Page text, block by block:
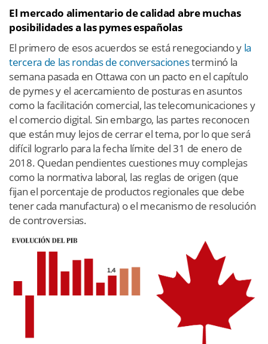
El mercado alimentario de calidad abre muchas
posibilidades a las pymes españolas
El primero de esos acuerdos se está renegociando y la
tercera de las rondas de conversacionesterminó la
semana pasada en Otta­wa con un pacto en el capítulo
de pymes y el acercamiento de posturas en asuntos
como la facilitación comercial, las telecomunicaciones y
el comercio digital. Sin embargo, las partes reconocen
que están muy lejos de cerrar el tema, por lo que será
difícil lograrlo para la fecha límite del 31 de enero de
2018. Quedan pendientes cuestiones muy complejas
como la normativa laboral, las reglas de origen (que
fijan el porcentaje de productos regionales que debe
tener cada manufactura) o el mecanismo de resolución
de controversias.